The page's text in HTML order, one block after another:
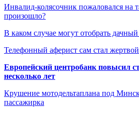
Инвалид-колясочник пожаловался на
произошло?
В каком случае могут отобрать дачный
Телефонный аферист сам стал
Европейский центробанк повысил
несколько лет
Крушение мотодельтаплана под
пассажирка